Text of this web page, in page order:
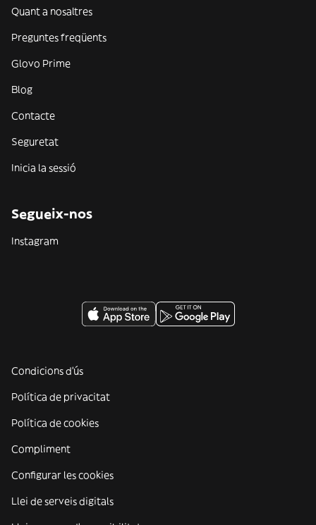
Quant a nosaltres
Preguntes freqüents
Glovo Prime
Blog
Contacte
Seguretat
Inicia la sessió
Segueix-nos
Instagram
Condicions d'ús
Política de privacitat
Política de cookies
Compliment
Configurar les cookies
Llei de serveis digitals